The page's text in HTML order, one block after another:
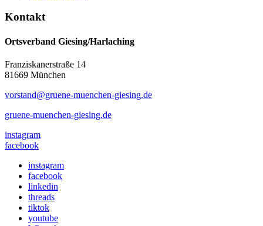
Kontakt
Ortsverband Giesing/Harlaching
Franziskanerstraße 14
81669 München
vorstand@gruene-muenchen-giesing.de
gruene-muenchen-giesing.de
instagram
facebook
instagram
facebook
linkedin
threads
tiktok
youtube